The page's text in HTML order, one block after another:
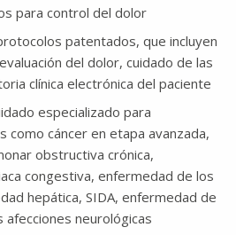
para control del dolor
patentados, que incluyen
del dolor, cuidado de las
clínica electrónica del paciente
especializado para
como cáncer en etapa avanzada,
obstructiva crónica,
congestiva, enfermedad de los
hepática, SIDA, enfermedad de
neurológicas